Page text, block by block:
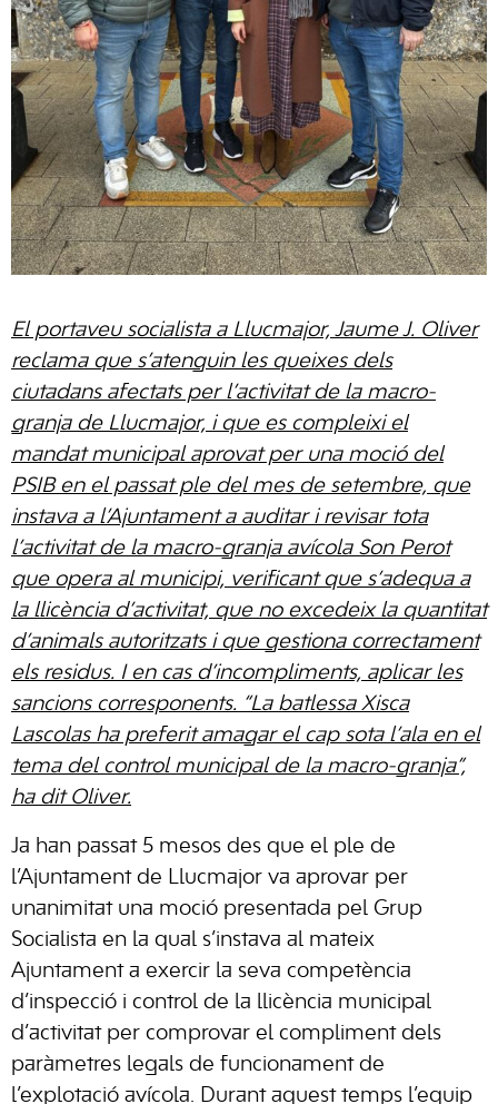
El portaveu socialista a Llucmajor, Jaume J. Oliver
reclama que s’atenguin les queixes dels
ciutadans afectats per l’activitat de la macro-
granja de Llucmajor, i que es compleixi el
mandat municipal aprovat per una moció del
PSIB en el passat ple del mes de setembre, que
instava a l’Ajuntament aauditar i revisar tota
l’activitat de la macro-granja avícola Son Perot
que opera al municipi, verificant que s’adequa a
la llicència d’activitat, que no excedeix la quantitat
d’animals autoritzats i que gestiona correctament
els residus. I en cas d’incompliments, aplicar les
sancions corresponents. “La batlessa Xisca
Lascolas ha preferit amagar el cap sota l’ala en el
tema del control municipal de la macro-granja”,
ha dit Oliver.
Ja han passat 5 mesos des que el ple de
l’Ajuntament de Llucmajor va aprovar per
unanimitat una moció presentada pel Grup
Socialista en la qual s’instava al mateix
Ajuntament a exercir la seva competència
d’inspecció i control de la llicència municipal
d’activitat per comprovar el compliment dels
paràmetres legals de funcionament de
l’explotació avícola. Durant aquest temps l’equip